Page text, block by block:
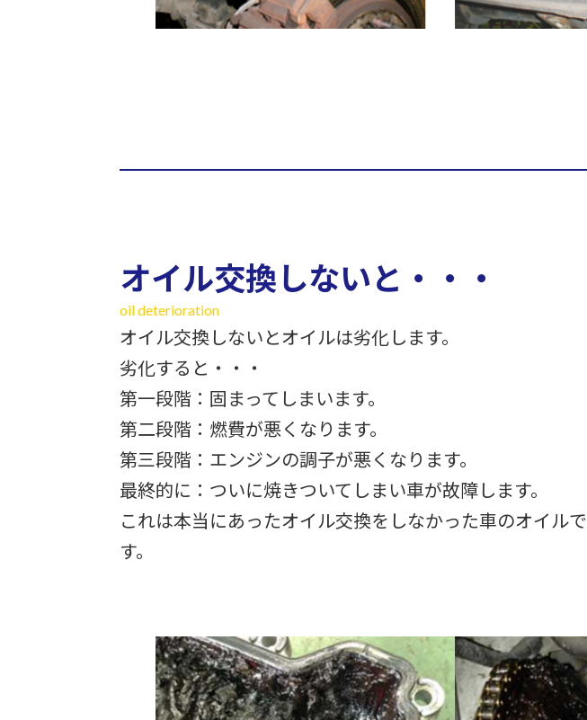
オイル交換しないと・・・
oil deterioration
オイル交換しないとオイルは劣化します。
劣化すると・・・
第一段階：固まってしまいます。
第二段階：燃費が悪くなります。
第三段階：エンジンの調子が悪くなります。
最終的に：ついに焼きついてしまい車が故障します。
これは本当にあったオイル交換をしなかった車のオイルで
す。